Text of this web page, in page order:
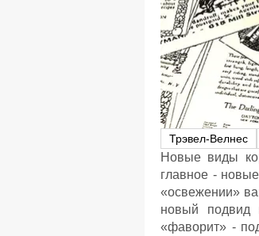
Трэвел-Велнес
Новые виды
главное -
«освежении»
новый подвид
«фаворит» -